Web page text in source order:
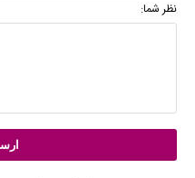
نظر شما: